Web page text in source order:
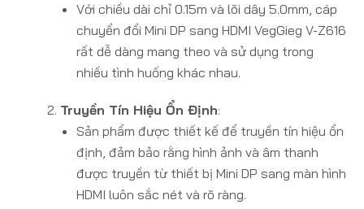
Với chiều dài chỉ 0.15m và lõi dây 5.0mm, cáp
chuyển đổi Mini DP sang HDMI VegGieg V-Z616
rất dễ dàng mang theo và sử dụng trong
nhiều tình huống khác nhau.
Truyền Tín Hiệu Ổn Định:
Sản phẩm được thiết kế để truyền tín hiệu ổn
định, đảm bảo rằng hình ảnh và âm thanh
được truyền từ thiết bị Mini DP sang màn hình
HDMI luôn sắc nét và rõ ràng.